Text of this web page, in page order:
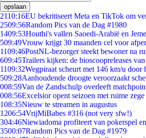
opslaan
2110:16EU bekritiseert Meta en TikTok om
2509:56Random Pics van de Dag #1980
1409:53Houthi's vallen Saoedi-Arabië en
509:49Vrouw krijgt 30 maanden cel voor
1109:46PostNL-bezorger steekt bewoner na
609:45Trailers kijken: de bioscoopreleases
1109:32Wegpiraat scheurt met 146 km/u door
509:28Aanhoudende droogte veroorzaakt
008:59Van de Zandschulp overleeft
008:56Excelsior opent seizoen met ruime
108:35Nieuw te streamen in augustus
1206:54VrijMiBabes #316 (not very sfw!)
304:46Niewiadoma profiteert van pokerspel
3500:07Random Pics van de Dag #1979